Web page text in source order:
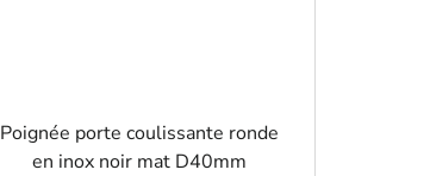
Poignée porte coulissante ronde
en inox noir mat D40mm